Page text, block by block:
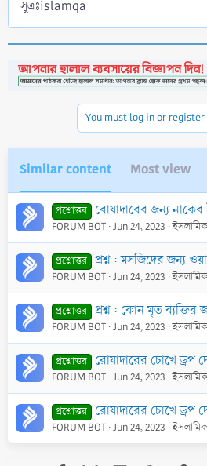
সুত্রঃislamqa
You must log in or
Similar content Most view
প্রশ্নোত্তর রোযাদারের জন্য নাকের
FORUM BOT Jun 24, 2023
প্রশ্নোত্তর প্রশ্ন : মসজিদের জন্য ওয়াকফকৃত জায়গায় মাদ্রাসা নির্মাণ
FORUM BOT Jun 24, 2023
প্রশ্নোত্তর প্রশ্ন : কোন মৃত ব্যক্তির জন্য জান্নাতের উঁচু মাকাম কামনা করা
FORUM BOT Jun 24, 2023
প্রশ্নোত্তর রোযাদারের চোখে ড্রপ
FORUM BOT Jun 24, 2023
প্রশ্নোত্তর রোযাদারের চোখে ড্রপ
FORUM BOT Jun 24, 2023